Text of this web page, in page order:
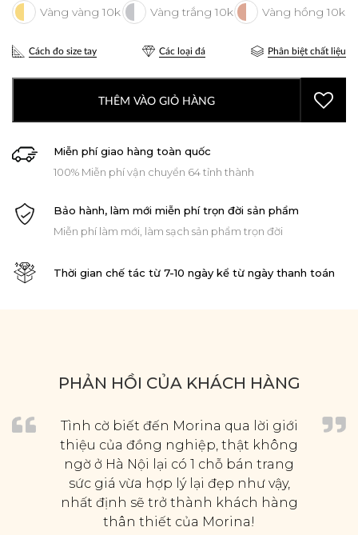
Cách đo size tay Các loại đá Phân biệt chất liệu
THÊM VÀO GIỎ HÀNG
Miễn phí giao hàng toàn quốc
100% Miễn phí vận chuyển 64 tỉnh thành
Bảo hành, làm mới miễn phí trọn đời sản phẩm
Miễn phí làm mới, làm sạch sản phẩm trọn đời
Thời gian chế tác từ 7-10 ngày kể từ ngày thanh toán
PHẢN HỒI CỦA KHÁCH HÀNG
Tình cờ biết đến Morina qua lời giới
thiệu của đồng nghiệp, thật không
ngờ ở Hà Nội lại có 1 chỗ bán trang
sức giá vừa hợp lý lại đẹp như vậy,
nhất định sẽ trở thành khách hàng
thân thiết của Morina!